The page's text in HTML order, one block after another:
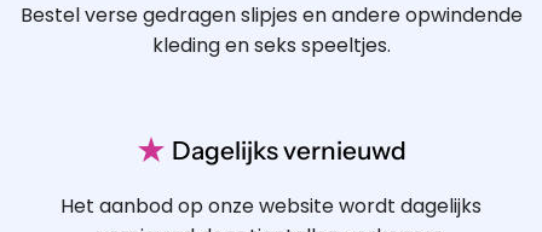
Bestel verse gedragen slipjes en andere opwindende
kleding en seks speeltjes.
★ Dagelijks vernieuwd
Het aanbod op onze website wordt dagelijks